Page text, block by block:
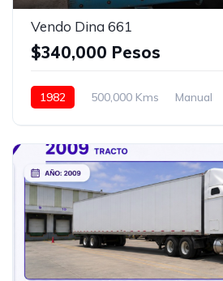
Vendo Dina 661
$340,000 Pesos
1982 500,000 Kms
Manual
Bolsas de Aire
Aire Acondicionado